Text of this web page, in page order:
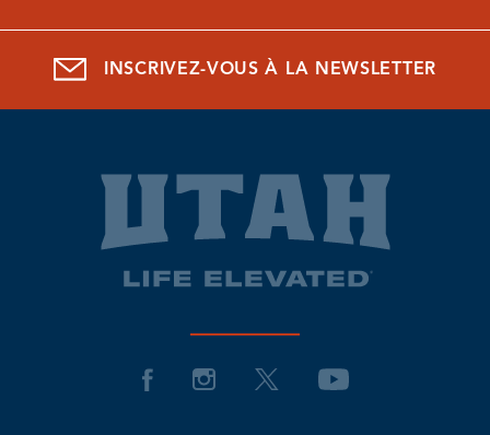
INSCRIVEZ-VOUS À LA NEWSLETTER